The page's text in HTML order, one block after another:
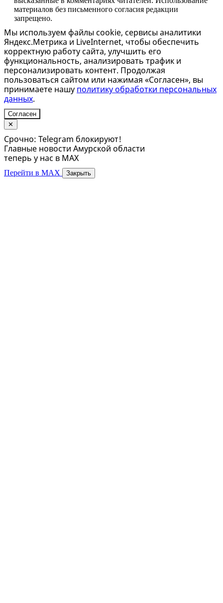
материалов без письменного согласия редакции
запрещено.
Мы используем файлы cookie, сервисы аналитики
Яндекс.Метрика и LiveInternet, чтобы обеспечить
корректную работу сайта, улучшить его
функциональность, анализировать трафик и
персонализировать контент. Продолжая
пользоваться сайтом или нажимая «Согласен», вы
принимаете нашу политику обработки персональных
данных.
Согласен
✕
Срочно: Telegram блокируют!
Главные новости Амурской области
теперь у нас в MAX
Перейти в MAX Закрыть